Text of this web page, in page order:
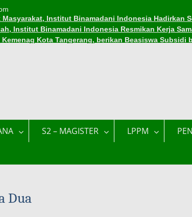
Institut Binamadani Indonesia Hadirkan
Institut Binamadani Indonesia Resmikan Kerja
Kota Tangerang, berikan Beasiswa Subsidi
Ramadhan 1447 H
S2 – MAGISTER LPPM
Dua